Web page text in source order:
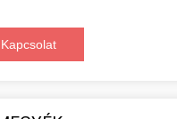
repair shop
SEO, social media
and digital advertising.
elektromos
Kapcsolat